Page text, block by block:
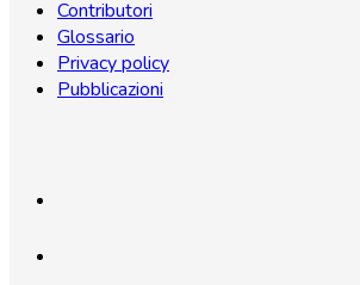
Contributori
Glossario
Privacy policy
Pubblicazioni